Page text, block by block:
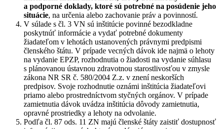
a podporné doklady, ktoré sú potrebné na posúdenie jeho
situácie, na určenia alebo zachovanie práv a povinností.
V súlade s čl. 3 VN sú inštitúcie povinné bezodkladne
poskytnúť informácie a vydať potrebné dokumenty
žiadateľom v lehotách ustanovených právnymi predpismi
členského štátu. V prípade vecných dávok ide najmä o lehoty
na vydanie EPZP, rozhodnutia o žiadosti na vydanie súhlasu
s plánovanou ústavnou zdravotnou starostlivosťou v zmysle
zákona NR SR č. 580/2004 Z.z. v znení neskorších
predpisov. Svoje rozhodnutie oznámi inštitúcia žiadateľovi
priamo alebo prostredníctvom styčných orgánov. V prípade
zamietnutia dávok uvádza inštitúcia dôvody zamietnutia,
opravné prostriedky a lehoty na odvolanie.
Podľa čl. 87 ods. 11 ZN majú členské štáty zaistiť dostupnosť